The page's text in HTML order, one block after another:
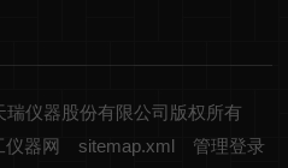
仪器股份有限公司版权所有
器网 sitemap.xml 管理登录